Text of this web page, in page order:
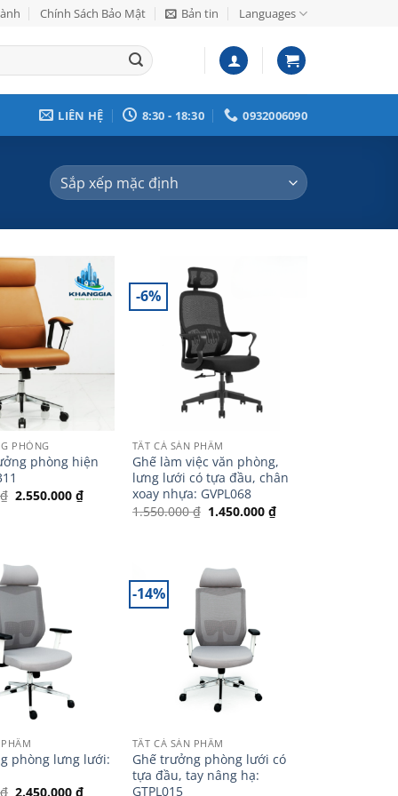
Chính Sách Bảo Mật Bản tin Languages
LIÊN HỆ 8:30 - 18:30 0932006090
PHÒNG
phòng hiện
₫ Giá
2.550.000₫Giá
-6%
TẤT CẢ SẢN PHẨM
Ghế làm việc văn phòng,
lưng lưới có tựa đầu, chân
xoay nhựa: GVPL068
1.550.000₫ Giá
1.450.000₫Giá
phòng lưng lưới:
₫ Giá
2.450.000₫Giá
-14%
TẤT CẢ SẢN PHẨM
Ghế trưởng phòng lưới có
tựa đầu, tay nâng hạ:
GTPL015